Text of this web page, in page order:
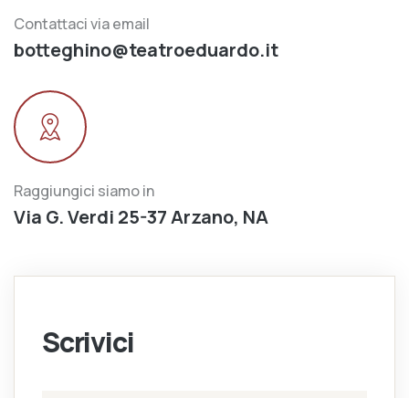
Contattaci via email
botteghino@teatroeduardo.it
Raggiungici siamo in
Via G. Verdi 25-37 Arzano, NA
Scrivici